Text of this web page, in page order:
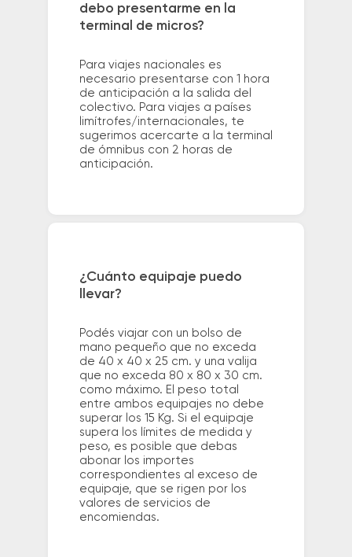
debo presentarme en la
terminal de micros?
Para viajes nacionales es
necesario presentarse con 1 hora
de anticipación a la salida del
colectivo. Para viajes a países
limítrofes/internacionales, te
sugerimos acercarte a la terminal
de ómnibus con 2 horas de
anticipación.
¿Cuánto equipaje puedo
llevar?
Podés viajar con un bolso de
mano pequeño que no exceda
de 40 x 40 x 25 cm. y una valija
que no exceda 80 x 80 x 30 cm.
como máximo. El peso total
entre ambos equipajes no debe
superar los 15 Kg. Si el equipaje
supera los límites de medida y
peso, es posible que debas
abonar los importes
correspondientes al exceso de
equipaje, que se rigen por los
valores de servicios de
encomiendas.